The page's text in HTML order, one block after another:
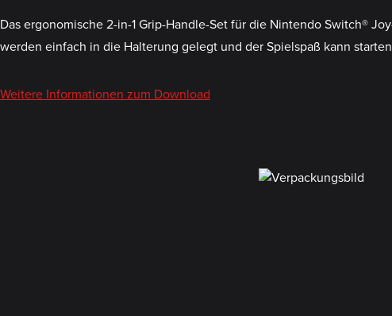
Das ergonomische 2-in-1 Grip-Handle-Set für die Nintendo Switch®
werden einfach in die Halterung gelegt und der Spielspaß kann
Weitere Informationen zum Download